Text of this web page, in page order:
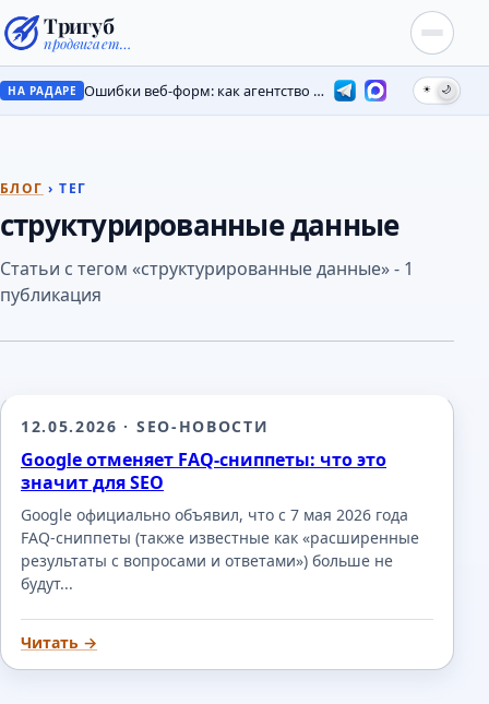
Тригуб
продвигает…
НА РАДАРЕ Ошибки веб-форм: как агентство потеряло лиды на месяцы ☀ 🌙
БЛОГ › ТЕГ
структурированные данные
Статьи с тегом «структурированные данные» - 1
публикация
12.05.2026 · SEO-НОВОСТИ
Google отменяет FAQ-сниппеты: что это
значит для SEO
Google официально объявил, что с 7 мая 2026 года
FAQ-сниппеты (также известные как «расширенные
результаты с вопросами и ответами») больше не
будут...
Читать →